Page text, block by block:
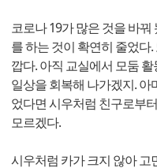
코로나 19가 많은 것을 바
를 하는 것이 확연히 줄었다
깝다. 아직 교실에서 모둠
일상을 회복해 나가겠지. 아
었다면 시우처럼 친구로부
모르겠다.
시우처럼 카가 크지 않아 고